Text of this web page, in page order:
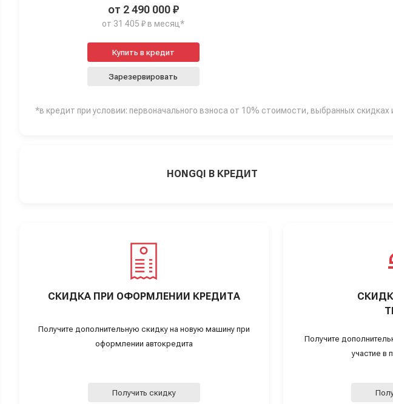
от 2 490 000 ₽
от 31 405 ₽ в месяц*
Купить в кредит
Зарезервировать
*в кредит при условии: первоначального взноса от 10% стоимости, выбранных
HONGQI В КРЕДИТ
СКИДКА ПРИ ОФОРМЛЕНИИ КРЕДИТА
Получите дополнительную скидку на новую машину при
оформлении автокредита
Получить скидку
Получите
участие в